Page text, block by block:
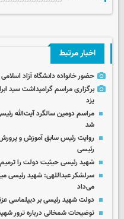
اخبار مرتبط
حضور خانواده دانشگاه آزاد
برگزاری مراسم گرامیداشت سید
یزد
مراسم دومین سالگرد آیت‌الله
شد
روایت رئیس سابق آموزش و
رئیسی
شهید رئیسی حیثیت دولت را
سرلشکر عبداللهی: شهید
می‌داد
دولت شهید رئیسی بر دیپلماسی
توضیحات شمخانی درباره ترور